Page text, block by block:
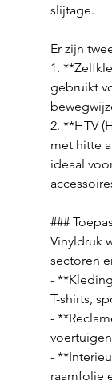
slijtage.
Er zijn
1.
gebruikt
2. **HTV
met hitte
ideaal
###
Vinyldruk
sectoren
-
T-shirts,
-
-
raamfolie